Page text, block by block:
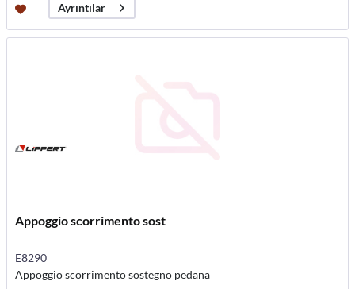
Ayrıntılar
Appoggio scorrimento sost
E8290
Appoggio scorrimento sostegno pedana